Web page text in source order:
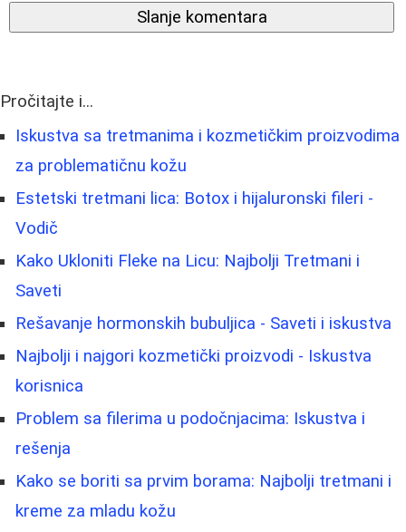
Slanje komentara
Pročitajte i...
Iskustva sa tretmanima i kozmetičkim proizvodima
za problematičnu kožu
Estetski tretmani lica: Botox i hijaluronski fileri -
Vodič
Kako Ukloniti Fleke na Licu: Najbolji Tretmani i
Saveti
Rešavanje hormonskih bubuljica - Saveti i iskustva
Najbolji i najgori kozmetički proizvodi - Iskustva
korisnica
Problem sa filerima u podočnjacima: Iskustva i
rešenja
Kako se boriti sa prvim borama: Najbolji tretmani i
kreme za mladu kožu